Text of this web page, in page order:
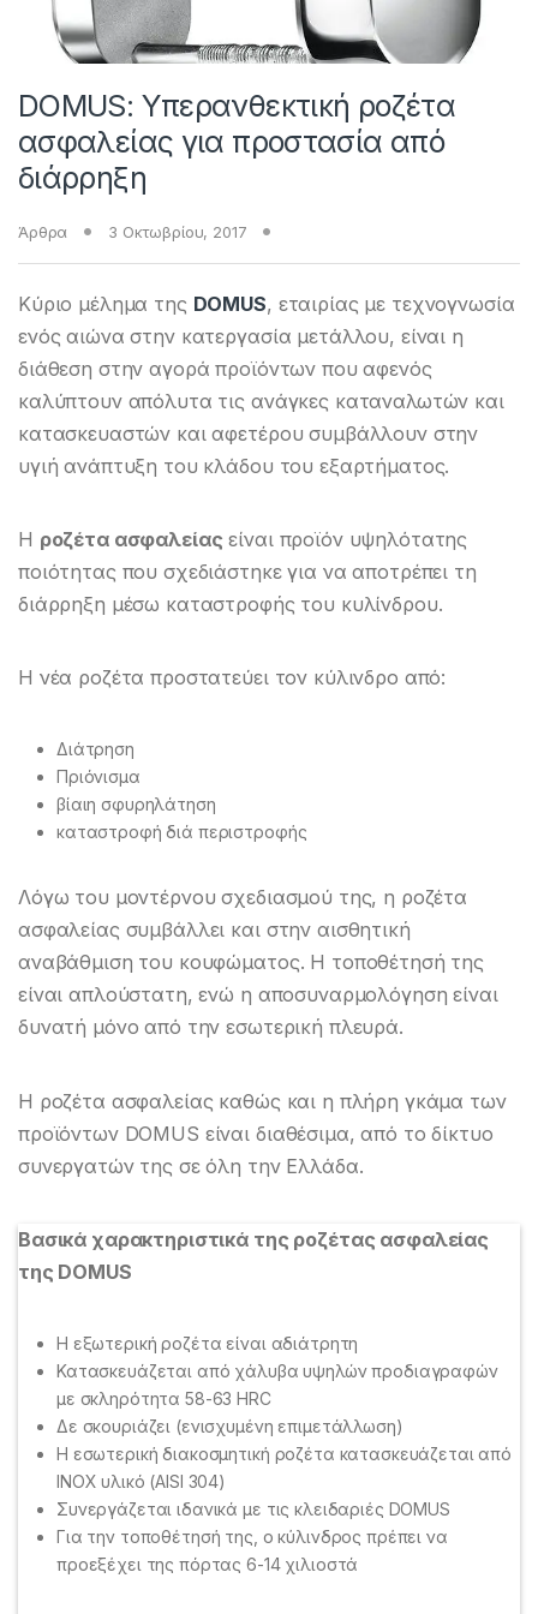
DOMUS: Υπερανθεκτική ροζέτα
ασφαλείας για προστασία από
διάρρηξη
Άρθρα 3 Οκτωβρίου, 2017
Κύριο μέλημα της DOMUS, εταιρίας με τεχνογνωσία
ενός αιώνα στην κατεργασία μετάλλου, είναι η
διάθεση στην αγορά προϊόντων που αφενός
καλύπτουν απόλυτα τις ανάγκες καταναλωτών και
κατασκευαστών και αφετέρου συμβάλλουν στην
υγιή ανάπτυξη του κλάδου του εξαρτήματος.
Η ροζέτα ασφαλείας είναι προϊόν υψηλότατης
ποιότητας που σχεδιάστηκε για να αποτρέπει τη
διάρρηξη μέσω καταστροφής του κυλίνδρου.
Η νέα ροζέτα προστατεύει τον κύλινδρο από:
Διάτρηση
Πριόνισμα
βίαιη σφυρηλάτηση
καταστροφή διά περιστροφής
Λόγω του μοντέρνου σχεδιασμού της, η ροζέτα
ασφαλείας συμβάλλει και στην αισθητική
αναβάθμιση του κουφώματος. Η τοποθέτησή της
είναι απλούστατη, ενώ η αποσυναρμολόγηση είναι
δυνατή μόνο από την εσωτερική πλευρά.
Η ροζέτα ασφαλείας καθώς και η πλήρη γκάμα των
προϊόντων DOMUS είναι διαθέσιμα, από το δίκτυο
συνεργατών της σε όλη την Ελλάδα.
Βασικά χαρακτηριστικά της ροζέτας ασφαλείας
της DOMUS
H εξωτερική ροζέτα είναι αδιάτρητη
Κατασκευάζεται από χάλυβα υψηλών προδιαγραφών
με σκληρότητα 58-63 HRC
Δε σκουριάζει (ενισχυμένη επιμετάλλωση)
Η εσωτερική διακοσμητική ροζέτα κατασκευάζεται από
ΙΝΟΧ υλικό (ΑISI 304)
Συνεργάζεται ιδανικά με τις κλειδαριές DOMUS
Για την τοποθέτησή της, ο κύλινδρος πρέπει να
προεξέχει της πόρτας 6-14 χιλιοστά